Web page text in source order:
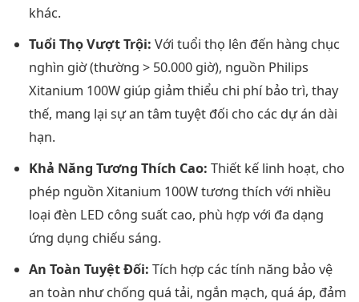
khác.
Tuổi Thọ Vượt Trội: Với tuổi thọ lên đến hàng chục
nghìn giờ (thường > 50.000 giờ), nguồn Philips
Xitanium 100W giúp giảm thiểu chi phí bảo trì, thay
thế, mang lại sự an tâm tuyệt đối cho các dự án dài
hạn.
Khả Năng Tương Thích Cao: Thiết kế linh hoạt, cho
phép nguồn Xitanium 100W tương thích với nhiều
loại đèn LED công suất cao, phù hợp với đa dạng
ứng dụng chiếu sáng.
An Toàn Tuyệt Đối: Tích hợp các tính năng bảo vệ
an toàn như chống quá tải, ngắn mạch, quá áp, đảm